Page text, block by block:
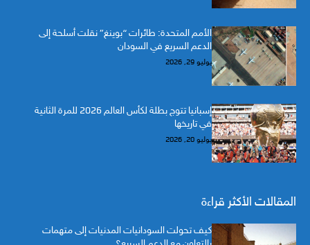
الأمم المتحدة: طائرات “بوينغ” نقلت أسلحة إلى
الدعم السريع في السودان
يوليو 29, 2026
إسبانيا تتوج بطلة لكأس العالم 2026 للمرة الثانية
في تاريخها
يوليو 20, 2026
المقالات الأكثر قراءة
كيف تحولت السودانيات المدنيات إلى متهمات